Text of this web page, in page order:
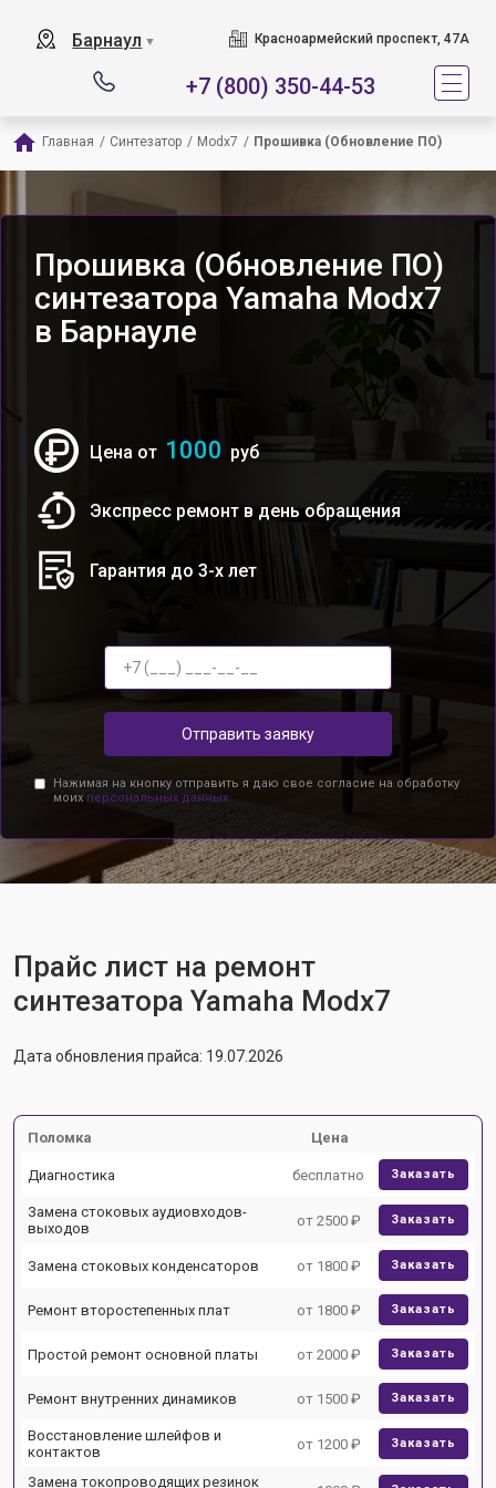
Барнаул ▼ Красноармейский проспект, 47А
+7 (800) 350-44-53
Главная / Синтезатор / Modx7 / Прошивка (Обновление ПО)
Прошивка (Обновление ПО)
синтезатора Yamaha Modx7
в Барнауле
Цена от 1000 руб
Экспресс ремонт в день обращения
Гарантия до 3-х лет
Отправить заявку
Нажимая на кнопку отправить я даю свое согласие на обработку
моих персональных данных.
Прайс лист на ремонт
синтезатора Yamaha Modx7
Дата обновления прайса: 19.07.2026
Поломка Цена
Диагностика бесплатно Заказать
Замена стоковых аудиовходов-
выходов
от 2500 ₽ Заказать
Замена стоковых конденсаторов от 1800 ₽ Заказать
Ремонт второстепенных плат от 1800 ₽ Заказать
Простой ремонт основной платы от 2000 ₽ Заказать
Ремонт внутренних динамиков от 1500 ₽ Заказать
Восстановление шлейфов и
контактов
от 1200 ₽ Заказать
Замена токопроводящих резинок